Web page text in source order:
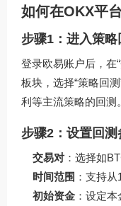
如何在OKX平
步骤1：进入策略
登录欧易账户后，在
板块，选择“策略回
利等主流策略的回测。
步骤2：设置回测
交易对 ：选择如
时间范围 ：支持
初始资金 ：设定